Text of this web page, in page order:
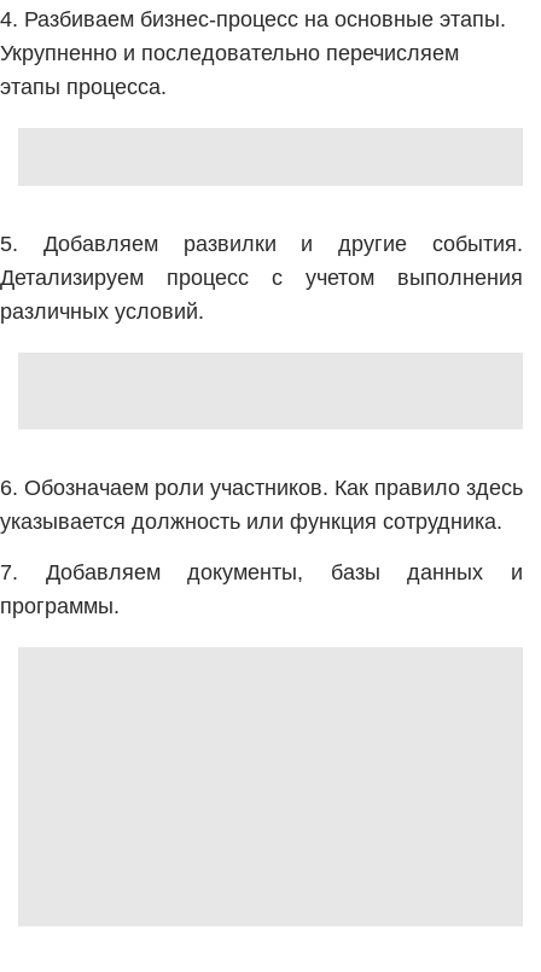
4. Разбиваем бизнес-процесс на основные этапы.
Укрупненно и последовательно перечисляем
этапы процесса.
5. Добавляем развилки и другие события.
Детализируем процесс с учетом выполнения
различных условий.
6. Обозначаем роли участников. Как правило здесь
указывается должность или функция сотрудника.
7. Добавляем документы, базы данных и
программы.